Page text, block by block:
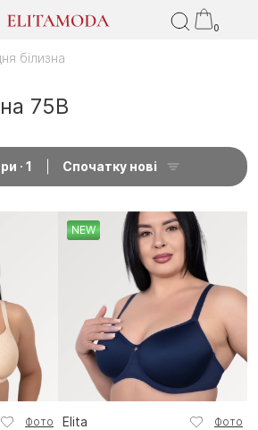
0
білизна
75B
1 Спочатку нові
Фото
NEW
Elita Фото